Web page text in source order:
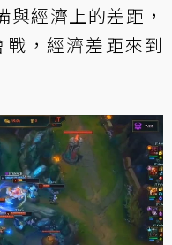
經濟上的差距，
，經濟差距來到